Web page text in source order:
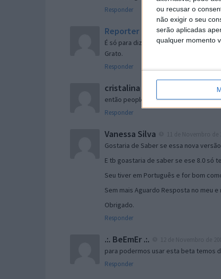
ou recusar o
não exigir o seu
serão aplicadas
qualquer momento
Responder
Reporter 7 de Novembro de 2005 às
É só para dizer que ainda não me
Grato.
Responder
cristalina 11 de Novembro de 2005
então people
Responder
Vanessa Silva
Gostaria de Saber se essa nova
E tb goastaria de saber se ese 8.0 só
Seu tiver em Português e for bom
Sem mais Aguardo Resposta no meu e
Obrigado.
Responder
.:. BeEmEr .:.
para podermos usar esta beta temos
Responder